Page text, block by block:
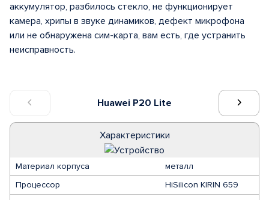
Huawei P20 Lite
Характеристики
Материал корпуса
металл
Процессор
HiSilicon KIRIN 659
аккумулятор, разбилось стекло, не функционирует
камера, хрипы в звуке динамиков, дефект микрофона
или не обнаружена сим-карта, вам есть, где устранить
неисправность.